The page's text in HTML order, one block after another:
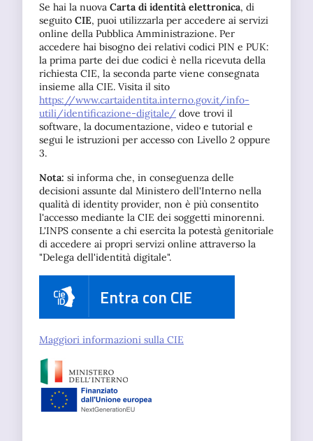
Se hai la nuova Carta di identità elettronica, di
seguito CIE, puoi utilizzarla per accedere ai servizi
online della Pubblica Amministrazione. Per
accedere hai bisogno dei relativi codici PIN e PUK:
la prima parte dei due codici è nella ricevuta della
richiesta CIE, la seconda parte viene consegnata
insieme alla CIE. Visita il sito
https://www.cartaidentita.interno.gov.it/info-
utili/identificazione-digitale/ dove trovi il
software, la documentazione, video e tutorial e
segui le istruzioni per accesso con Livello 2 oppure
3.
Nota: si informa che, in conseguenza delle
decisioni assunte dal Ministero dell'Interno nella
qualità di identity provider, non è più consentito
l'accesso mediante la CIE dei soggetti minorenni.
L'INPS consente a chi esercita la potestà genitoriale
di accedere ai propri servizi online attraverso la
"Delega dell'identità digitale".
Entra con CIE
Maggiori informazioni sulla CIE